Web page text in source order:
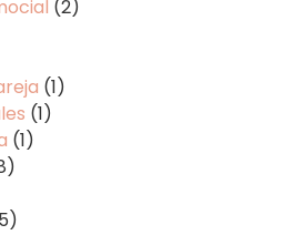
(2)
(1)
(1)
(1)